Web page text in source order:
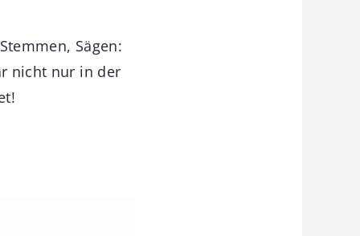
Sägen:
nicht nur in der